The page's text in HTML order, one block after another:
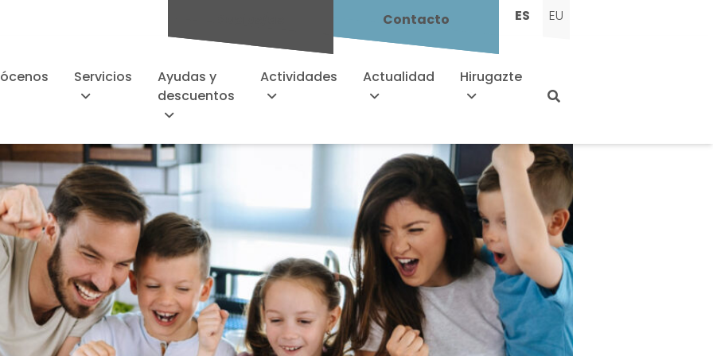
Contacto ES EU
Servicios
Ayudas y
descuentos
Actividades Actualidad Hirugazte